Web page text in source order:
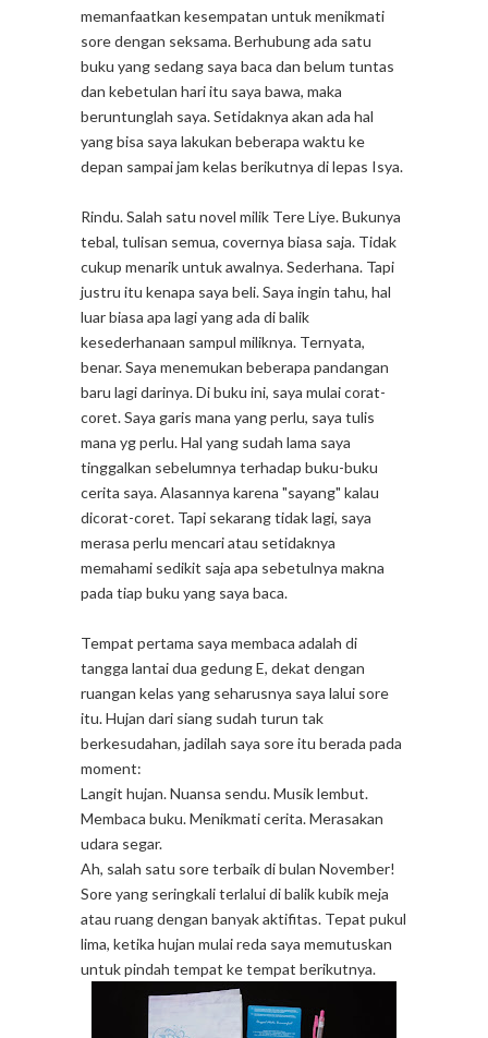
memanfaatkan kesempatan untuk menikmati
sore dengan seksama. Berhubung ada satu
buku yang sedang saya baca dan belum tuntas
dan kebetulan hari itu saya bawa, maka
beruntunglah saya. Setidaknya akan ada hal
yang bisa saya lakukan beberapa waktu ke
depan sampai jam kelas berikutnya di lepas Isya.
Rindu. Salah satu novel milik Tere Liye. Bukunya
tebal, tulisan semua, covernya biasa saja. Tidak
cukup menarik untuk awalnya. Sederhana. Tapi
justru itu kenapa saya beli. Saya ingin tahu, hal
luar biasa apa lagi yang ada di balik
kesederhanaan sampul miliknya. Ternyata,
benar. Saya menemukan beberapa pandangan
baru lagi darinya. Di buku ini, saya mulai corat-
coret. Saya garis mana yang perlu, saya tulis
mana yg perlu. Hal yang sudah lama saya
tinggalkan sebelumnya terhadap buku-buku
cerita saya. Alasannya karena "sayang" kalau
dicorat-coret. Tapi sekarang tidak lagi, saya
merasa perlu mencari atau setidaknya
memahami sedikit saja apa sebetulnya makna
pada tiap buku yang saya baca.
Tempat pertama saya membaca adalah di
tangga lantai dua gedung E, dekat dengan
ruangan kelas yang seharusnya saya lalui sore
itu. Hujan dari siang sudah turun tak
berkesudahan, jadilah saya sore itu berada pada
moment:
Langit hujan. Nuansa sendu. Musik lembut.
Membaca buku. Menikmati cerita. Merasakan
udara segar.
Ah, salah satu sore terbaik di bulan November!
Sore yang seringkali terlalui di balik kubik meja
atau ruang dengan banyak aktifitas. Tepat pukul
lima, ketika hujan mulai reda saya memutuskan
untuk pindah tempat ke tempat berikutnya.